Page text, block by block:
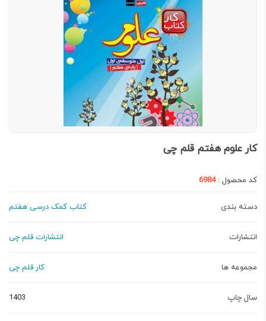
کار علوم هفتم قلم چی
کد محصول :6984
دسته بندی کتاب کمک درسی هفتم
انتشارات انتشارات قلم چی
مجموعه ها کار قلم چی
سال چاپ 1403